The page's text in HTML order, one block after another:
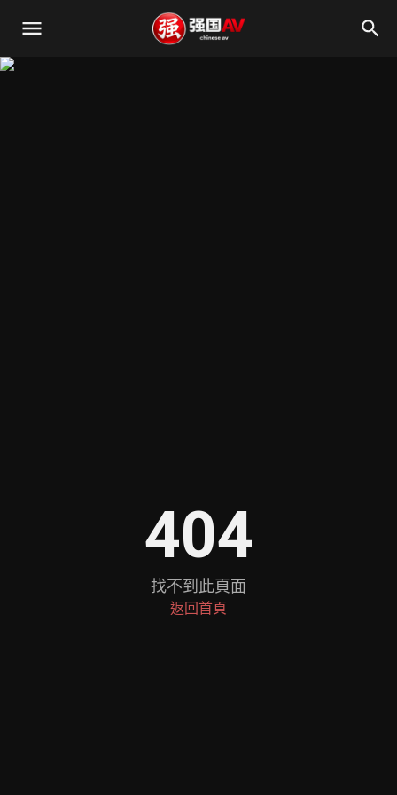
404
找不到此頁面
返回首頁